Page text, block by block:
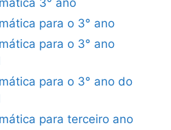
para o 3° ano
para o 3° ano
para o 3° ano do
para terceiro ano